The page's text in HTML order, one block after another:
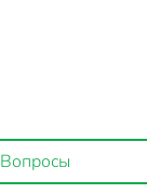
Вопросы